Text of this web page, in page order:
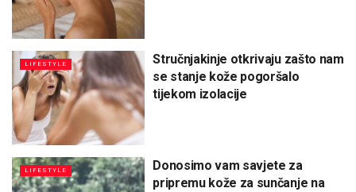
LIFESTYLE
Stručnjakinje otkrivaju zašto nam
se stanje kože pogoršalo
tijekom izolacije
LIFESTYLE
Donosimo vam savjete za
pripremu kože za sunčanje na